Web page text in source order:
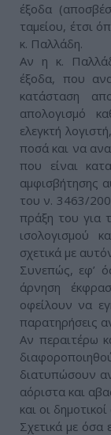
έξοδα
ταμείου, έτσι
κ. Παλλάδη.
Αν η κ.
έξοδα, που
κατάσταση
απολογισμό
ελεγκτή
ποσά και να
που είναι
αμφισβήτησης
του ν. 3463/
πράξη του για
ισολογισμού
σχετικά με
Συνεπώς, εφ’
άρνηση
οφείλουν να
παρατηρήσεις
Αν περαιτέρω
διατυπώσουν
αόριστα και
και οι
Σχετικά με όσα